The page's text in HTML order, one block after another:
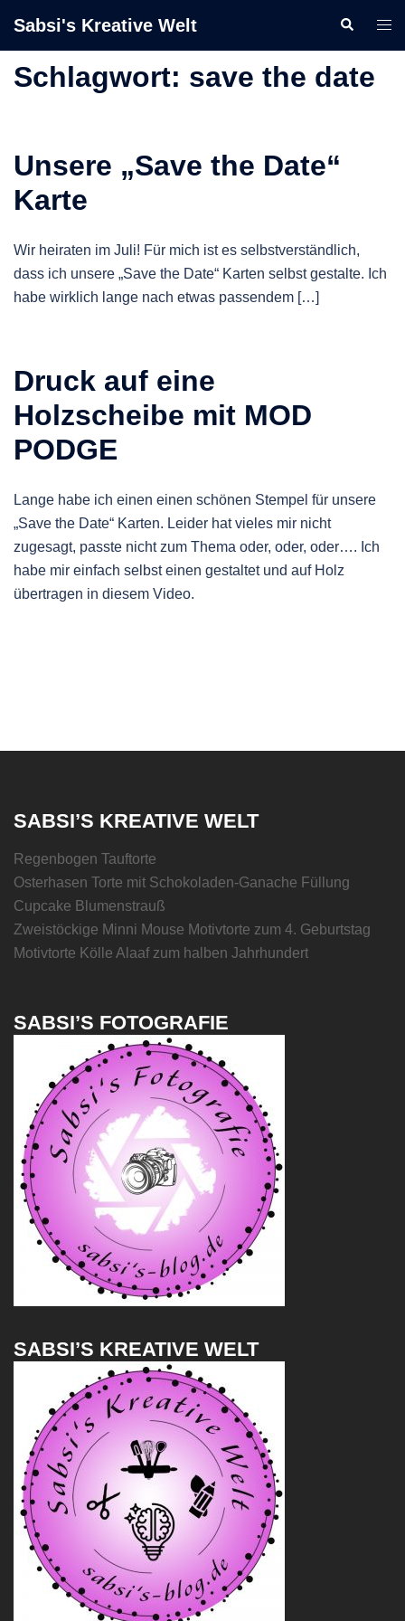
Inhalt
Sabsi's Kreative Welt Suche
Schlagwort: save the date
Unsere „Save the Date“
Karte
Wir heiraten im Juli! Für mich ist es selbstverständlich,
dass ich unsere „Save the Date“ Karten selbst gestalte. Ich
habe wirklich lange nach etwas passendem […]
Druck auf eine
Holzscheibe mit MOD
PODGE
Lange habe ich einen einen schönen Stempel für unsere
„Save the Date“ Karten. Leider hat vieles mir nicht
zugesagt, passte nicht zum Thema oder, oder, oder…. Ich
habe mir einfach selbst einen gestaltet und auf Holz
übertragen in diesem Video.
SABSI’S KREATIVE WELT
Regenbogen Tauftorte
Osterhasen Torte mit Schokoladen-Ganache Füllung
Cupcake Blumenstrauß
Zweistöckige Minni Mouse Motivtorte zum 4. Geburtstag
Motivtorte Kölle Alaaf zum halben Jahrhundert
SABSI’S FOTOGRAFIE
SABSI’S KREATIVE WELT